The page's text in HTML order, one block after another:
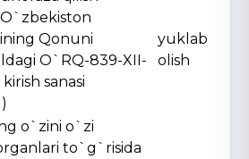
Qonuni
O`RQ-839-XII-
sanasi
yuklab
olish
o`zini o`zi
to`g`risida